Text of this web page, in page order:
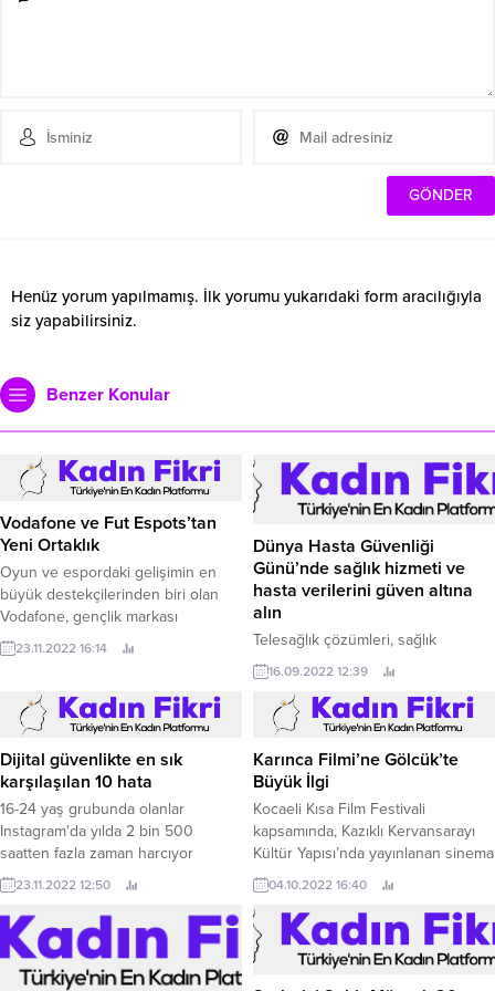
Henüz yorum yapılmamış. İlk yorumu yukarıdaki form aracılığıyla
siz yapabilirsiniz.
Benzer Konular
Vodafone ve Fut Espots’tan
Yeni Ortaklık
Oyun ve espordaki gelişimin en
büyük destekçilerinden biri olan
Vodafone, gençlik markası
Vodafone FreeZone altında,
Türkiye’nin önde gelen espor
bir işbirliğine imza attı.
23.11.2022 16:14
Dünya Hasta Güvenliği
Günü’nde sağlık hizmeti ve
hasta verilerini güven altına
alın
Telesağlık çözümleri, sağlık
endüstrisi ve hastalar tarafından
özellikle pandemi sırasında
zorunluluk haline geldi ve çabuk
benimsendi.
16.09.2022 12:39
Dijital güvenlikte en sık
karşılaşılan 10 hata
16-24 yaş grubunda olanlar
Instagram'da yılda 2 bin 500
saatten fazla zaman harcıyor
İngiltere’de yapılan bir araştırmaya
göre İngiliz vatandaşları iş dışında,
her gün ortalama beş saatini
ekranlarına yapışık halde geçiriyor.
23.11.2022 12:50
Karınca Filmi’ne Gölcük’te
Büyük İlgi
Kocaeli Kısa Film Festivali
kapsamında, Kazıklı Kervansarayı
Kültür Yapısı’nda yayınlanan sinema
filmi Karınca’ya Gölcüklüler yoğun
ilgi gösterdi.
04.10.2022 16:40